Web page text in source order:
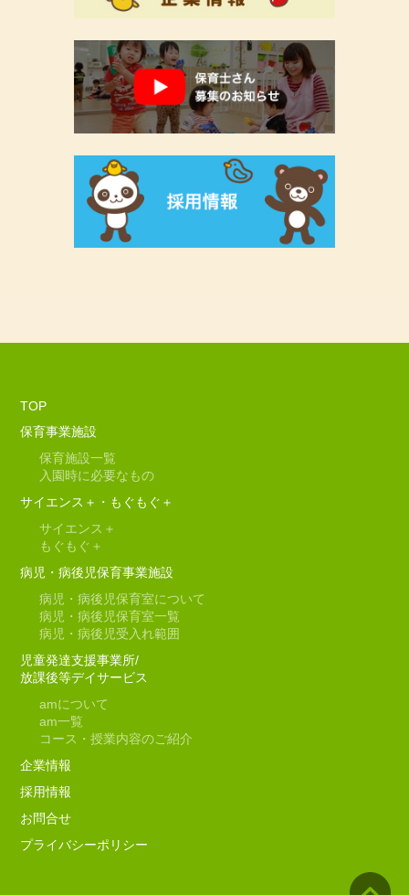
TOP
保育事業施設
保育施設一覧
入園時に必要なもの
サイエンス＋・もぐもぐ＋
サイエンス＋
もぐもぐ＋
病児・病後児保育事業施設
病児・病後児保育室について
病児・病後児保育室一覧
病児・病後児受入れ範囲
児童発達支援事業所/
放課後等デイサービス
amについて
am一覧
コース・授業内容のご紹介
企業情報
採用情報
お問合せ
プライバシーポリシー